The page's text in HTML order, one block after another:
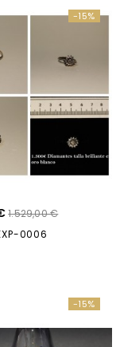
-15%
1.529,00 €
0006
-15%